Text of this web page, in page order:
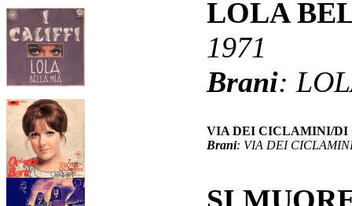
LOLA
1971
Brani:
VIA DEI CICLAMINI/DI
Brani: VIA DEI